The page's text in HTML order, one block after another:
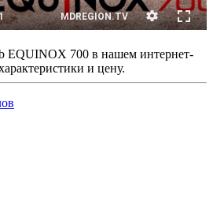
EQUINOX 700 в нашем интернет-
и цену.